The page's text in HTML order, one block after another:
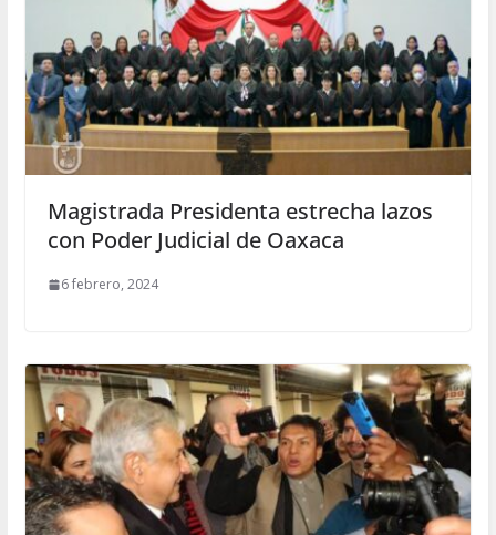
Magistrada Presidenta estrecha lazos
con Poder Judicial de Oaxaca
6 febrero, 2024